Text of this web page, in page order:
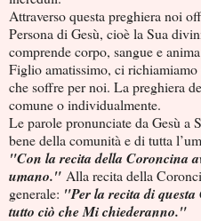
Attraverso questa preghiera noi
Persona di Gesù, cioè la Sua
comprende corpo, sangue e
Figlio amatissimo, ci
che soffre per noi. La preghiera
comune o individualmente.
Le parole pronunciate da Gesù a
bene della comunità e di tutta
"Con la recita della Coroncina
umano." Alla recita della
generale: "Per la recita di
tutto ciò che Mi chiederanno."